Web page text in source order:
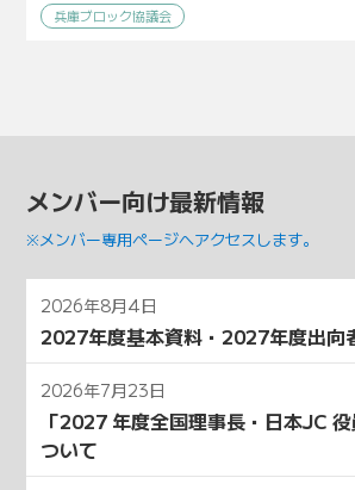
兵庫ブロック協議会
メンバー向け最新情報
※メンバー専用ページへアクセスします。
2026年8月4日
2027年度基本資料・2027年度出向
2026年7月23日
「2027 年度全国理事⻑・⽇本JC
ついて